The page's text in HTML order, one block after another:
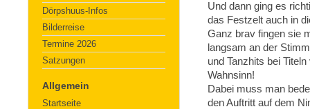
Dörpshuus-Infos
Bilderreise
Termine 2026
Satzungen
Allgemein
Startseite
Und dann ging es
das Festzelt auch in
Ganz brav fingen sie
langsam an der
und Tanzhits bei
Wahnsinn!
Dabei muss man
den Auftritt auf dem